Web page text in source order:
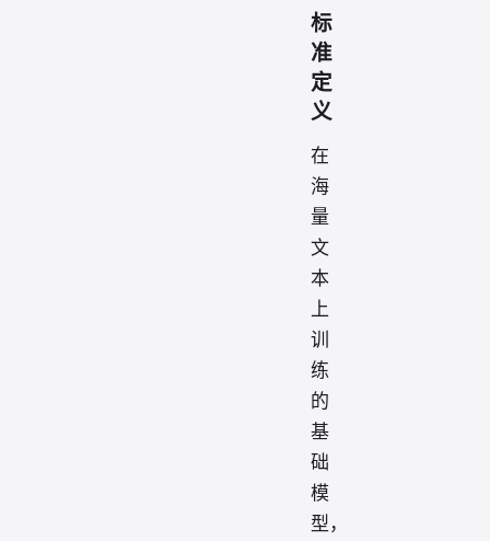
标
准
定
义
在
海
量
文
本
上
训
练
的
基
础
模
型，